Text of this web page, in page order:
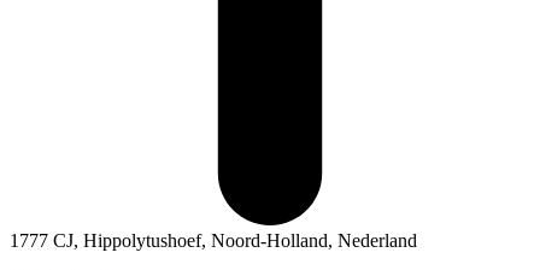
1777 CJ, Hippolytushoef, Noord-Holland, Nederland